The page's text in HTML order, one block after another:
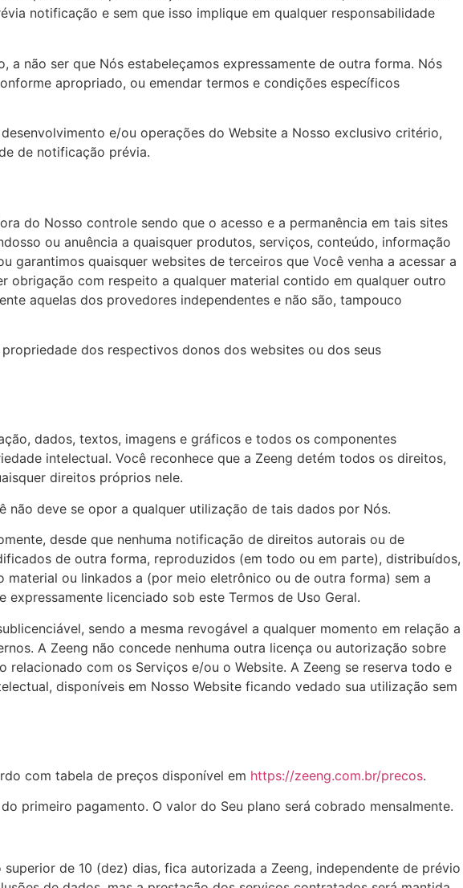
notificação e sem que isso implique em qualquer responsabilidade
a não ser que Nós estabeleçamos expressamente de outra forma. Nós
apropriado, ou emendar termos e condições específicos
e/ou operações do Website a Nosso exclusivo critério,
de notificação prévia.
do Nosso controle sendo que o acesso e a permanência em tais sites
ou anuência a quaisquer produtos, serviços, conteúdo, informação
garantimos quaisquer websites de terceiros que Você venha a acessar a
obrigação com respeito a qualquer material contido em qualquer outro
aquelas dos provedores independentes e não são, tampouco
dos respectivos donos dos websites ou dos seus
dados, textos, imagens e gráficos e todos os componentes
intelectual. Você reconhece que a Zeeng detém todos os direitos,
direitos próprios nele.
deve se opor a qualquer utilização de tais dados por Nós.
desde que nenhuma notificação de direitos autorais ou de
de outra forma, reproduzidos (em todo ou em parte), distribuídos,
ou linkados a (por meio eletrônico ou de outra forma) sem a
licenciado sob este Termos de Uso Geral.
sendo a mesma revogável a qualquer momento em relação a
A Zeeng não concede nenhuma outra licença ou autorização sobre
com os Serviços e/ou o Website. A Zeeng se reserva todo e
disponíveis em Nosso Website ficando vedado sua utilização sem
com tabela de preços disponível em https://zeeng.com.br/precos.
primeiro pagamento. O valor do Seu plano será cobrado mensalmente.
de 10 (dez) dias, fica autorizada a Zeeng, independente de prévio